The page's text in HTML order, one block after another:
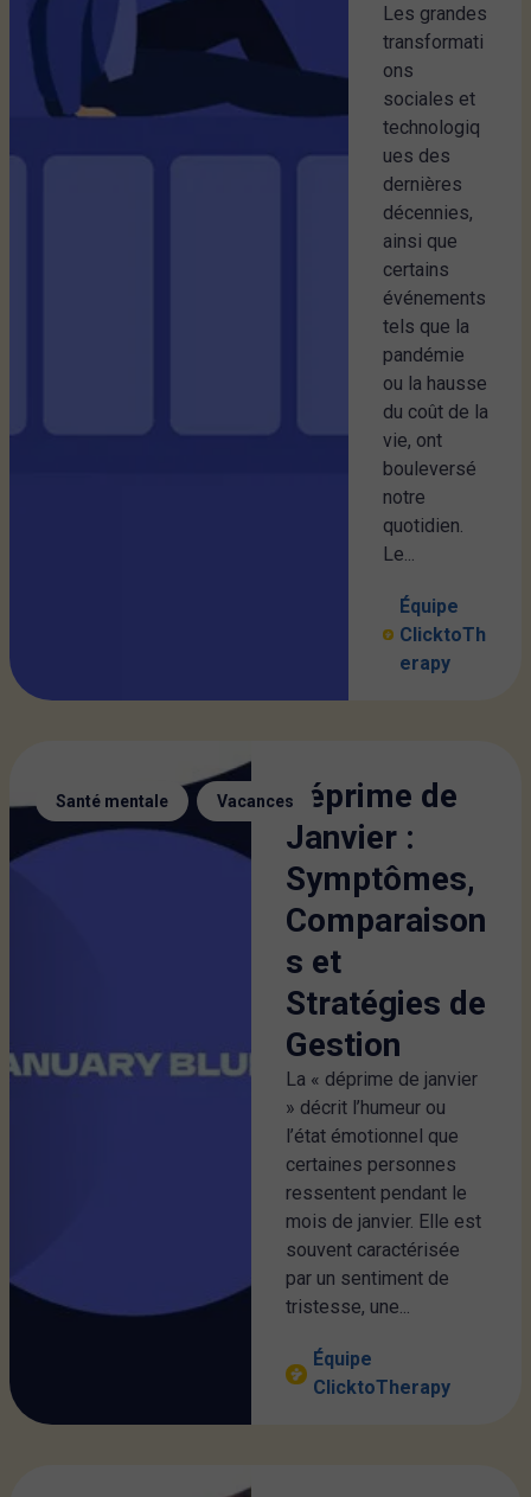
Les grandes
transformati
ons
sociales et
technologiq
ues des
dernières
décennies,
ainsi que
certains
événements
tels que la
pandémie
ou la hausse
du coût de la
vie, ont
bouleversé
notre
quotidien.
Le...
Équipe
ClicktoTh
erapy
Santé mentale , VacancesDéprime de
Janvier :
Symptômes,
Comparaison
s et
Stratégies de
Gestion
La « déprime de janvier
» décrit l’humeur ou
l’état émotionnel que
certaines personnes
ressentent pendant le
mois de janvier. Elle est
souvent caractérisée
par un sentiment de
tristesse, une...
Équipe
ClicktoTherapy